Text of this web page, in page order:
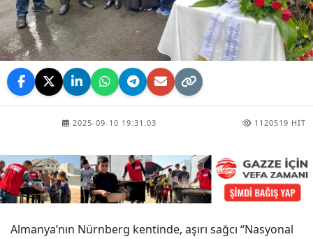
2025-09-10 19:31:03 1120519 HIT
Almanya’nın Nürnberg kentinde, aşırı sağcı “Nasyonal